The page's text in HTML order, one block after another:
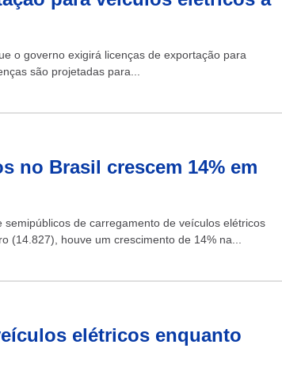
o governo exigirá licenças de exportação para
são projetadas para...
no Brasil crescem 14% em
de carregamento de veículos elétricos
(14.827), houve um crescimento de 14% na...
elétricos enquanto